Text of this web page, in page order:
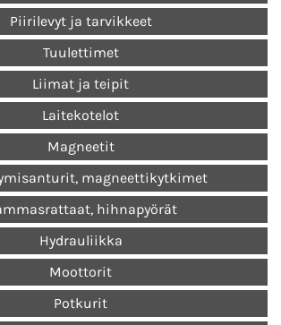
Piirilevyt ja tarvikkeet
Tuulettimet
Liimat ja teipit
Laitekotelot
Magneetit
magneettikytkimet
hihnapyörät
Hydrauliikka
Moottorit
Potkurit